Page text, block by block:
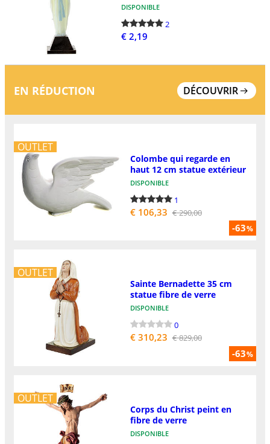
DISPONIBLE
2
€ 2,19
EN RÉDUCTION DÉCOUVRIR
OUTLET
-63%
Colombe qui regarde en
haut 12 cm statue extérieur
DISPONIBLE
1
€ 106,33 € 290,00
OUTLET
-63%
Sainte Bernadette 35 cm
statue fibre de verre
DISPONIBLE
0
€ 310,23 € 829,00
OUTLET
Corps du Christ peint en
fibre de verre
DISPONIBLE